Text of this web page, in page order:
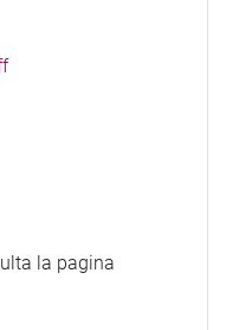
la pagina